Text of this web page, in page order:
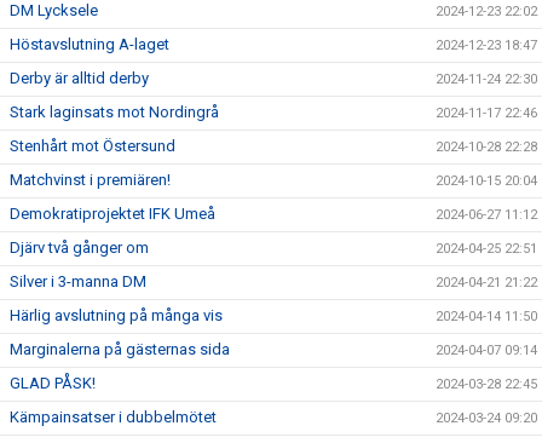
DM Lycksele 2024-12-23 22:02
Höstavslutning A-laget 2024-12-23 18:47
Derby är alltid derby 2024-11-24 22:30
Stark laginsats mot Nordingrå 2024-11-17 22:46
Stenhårt mot Östersund 2024-10-28 22:28
Matchvinst i premiären! 2024-10-15 20:04
Demokratiprojektet IFK Umeå 2024-06-27 11:12
Djärv två gånger om 2024-04-25 22:51
Silver i 3-manna DM 2024-04-21 21:22
Härlig avslutning på många vis 2024-04-14 11:50
Marginalerna på gästernas sida 2024-04-07 09:14
GLAD PÅSK! 2024-03-28 22:45
Kämpainsatser i dubbelmötet 2024-03-24 09:20